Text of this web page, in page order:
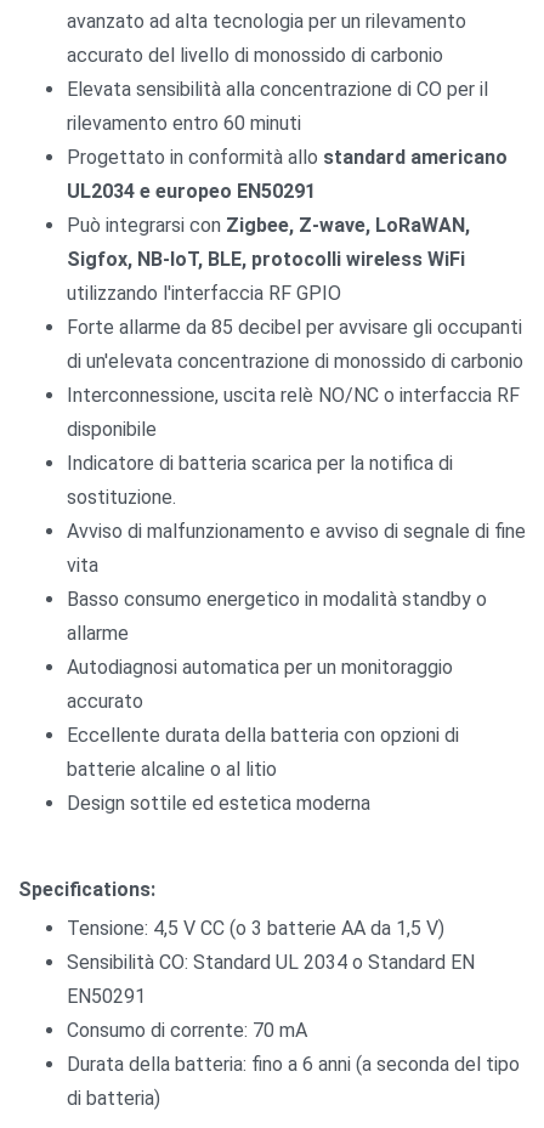
avanzato ad alta tecnologia per un rilevamento
accurato del livello di monossido di carbonio
Elevata sensibilità alla concentrazione di CO per il
rilevamento entro 60 minuti
Progettato in conformità allo standard americano
UL2034 e europeo EN50291
Può integrarsi con Zigbee, Z-wave, LoRaWAN,
Sigfox, NB-IoT, BLE, protocolli wireless WiFi
utilizzando l'interfaccia RF GPIO
Forte allarme da 85 decibel per avvisare gli occupanti
di un'elevata concentrazione di monossido di carbonio
Interconnessione, uscita relè NO/NC o interfaccia RF
disponibile
Indicatore di batteria scarica per la notifica di
sostituzione.
Avviso di malfunzionamento e avviso di segnale di fine
vita
Basso consumo energetico in modalità standby o
allarme
Autodiagnosi automatica per un monitoraggio
accurato
Eccellente durata della batteria con opzioni di
batterie alcaline o al litio
Design sottile ed estetica moderna
Specifications:
Tensione: 4,5 V CC (o 3 batterie AA da 1,5 V)
Sensibilità CO: Standard UL 2034 o Standard EN
EN50291
Consumo di corrente: 70 mA
Durata della batteria: fino a 6 anni (a seconda del tipo
di batteria)